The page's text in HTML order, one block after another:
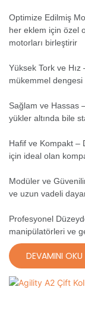
Optimize Edilmiş
her eklem için özel
motorları birleştirir
Yüksek Tork ve
mükemmel dengesi
Sağlam ve Hassas
yükler altında bile
Hafif ve Kompakt –
için ideal olan
Modüler ve
ve uzun vadeli
Profesyonel
manipülatörleri ve
DEVAMINI OKU